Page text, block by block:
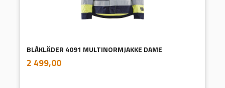
BLÅKLÄDER 4091 MULTINORMJAKKE DAME
Pris
2 499,00mva.